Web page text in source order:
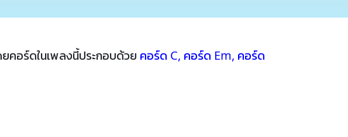
คอร์ดในเพลงนี้ประกอบด้วย คอร์ด C, คอร์ด Em, คอร์ด